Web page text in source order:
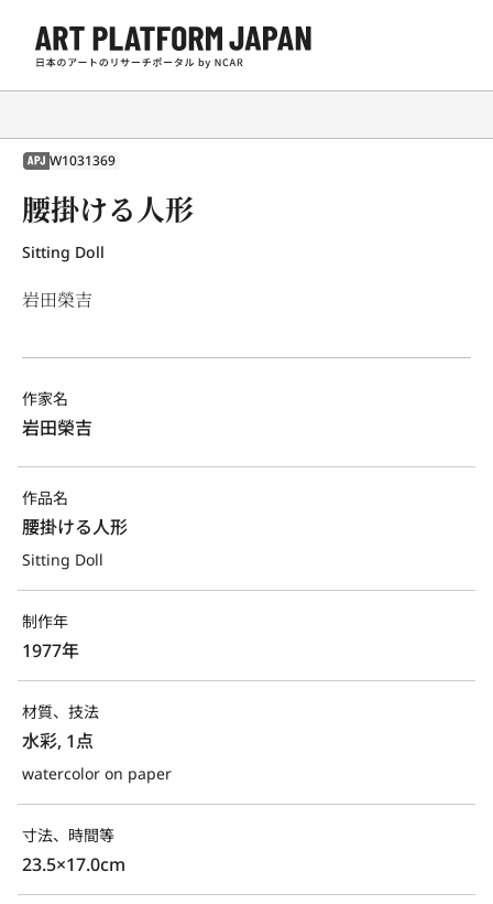
APJ W1031369
腰掛ける人形
Sitting Doll
岩田榮吉
作家名
岩田榮吉
作品名
腰掛ける人形
Sitting Doll
制作年
1977年
材質、技法
水彩, 1点
watercolor on paper
寸法、時間等
23.5×17.0cm